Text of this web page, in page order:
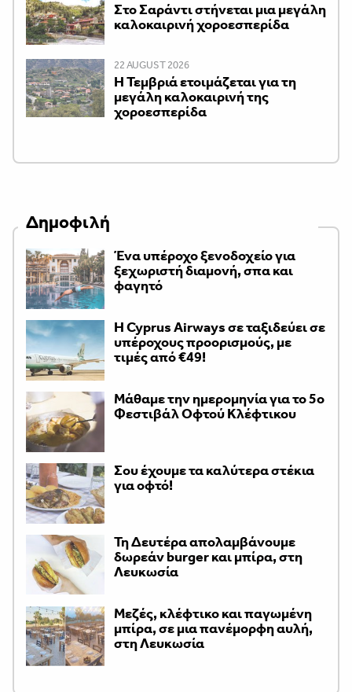
Στο Σαράντι στήνεται μια μεγάλη
καλοκαιρινή χοροεσπερίδα
22 AUGUST 2026
Η Τεμβριά ετοιμάζεται για τη
μεγάλη καλοκαιρινή της
χοροεσπερίδα
Δημοφιλή
Ένα υπέροχο ξενοδοχείο για
ξεχωριστή διαμονή, σπα και
φαγητό
H Cyprus Airways σε ταξιδεύει σε
υπέροχους προορισμούς, με
τιμές από €49!
Μάθαμε την ημερομηνία για το 5ο
Φεστιβάλ Οφτού Κλέφτικου
Σου έχουμε τα καλύτερα στέκια
για οφτό!
Τη Δευτέρα απολαμβάνουμε
δωρεάν burger και μπίρα, στη
Λευκωσία
Μεζές, κλέφτικο και παγωμένη
μπίρα, σε μια πανέμορφη αυλή,
στη Λευκωσία